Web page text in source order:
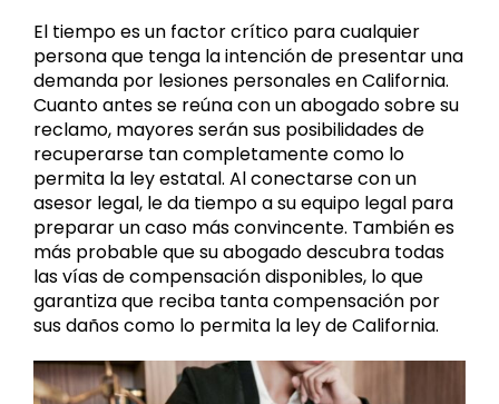
El tiempo es un factor crítico para cualquier
persona que tenga la intención de presentar una
demanda por lesiones personales en California.
Cuanto antes se reúna con un abogado sobre su
reclamo, mayores serán sus posibilidades de
recuperarse tan completamente como lo
permita la ley estatal. Al conectarse con un
asesor legal, le da tiempo a su equipo legal para
preparar un caso más convincente. También es
más probable que su abogado descubra todas
las vías de compensación disponibles, lo que
garantiza que reciba tanta compensación por
sus daños como lo permita la ley de California.